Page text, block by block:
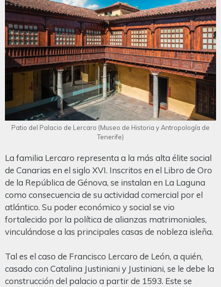
Patio del Palacio de Lercaro (Museo de Historia y Antropología de
Tenerife)
La familia Lercaro representa a la más alta élite social
de Canarias en el siglo XVI. Inscritos en el Libro de Oro
de la República de Génova, se instalan en La Laguna
como consecuencia de su actividad comercial por el
atlántico. Su poder económico y social se vio
fortalecido por la política de alianzas matrimoniales,
vinculándose a las principales casas de nobleza isleña.
Tal es el caso de Francisco Lercaro de León, a quién,
casado con Catalina Justiniani y Justiniani, se le debe la
construcción del palacio a partir de 1593. Este se